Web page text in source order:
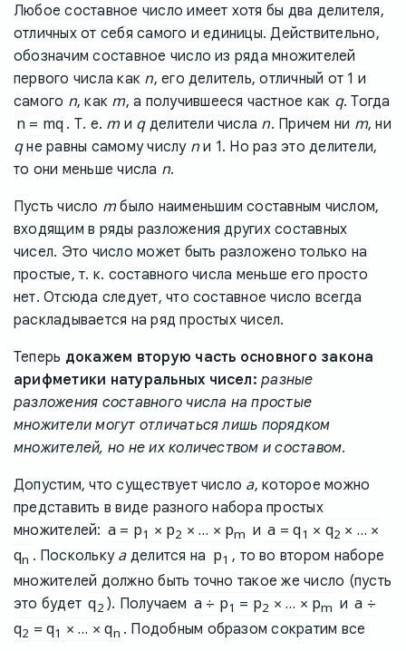
Любое составное число имеет хотя бы два делителя,
отличных от себя самого и единицы. Действительно,
обозначим составное число из ряда множителей
первого числа как n, его делитель, отличный от 1 и
самого n, как m, а получившееся частное как q. Тогда
n = mq . Т. е. mи qделители числа n. Причем ни m, ни
qне равны самому числу nи 1. Но раз это делители,
то они меньше числа n.
Пусть число mбыло наименьшим составным числом,
входящим в ряды разложения других составных
чисел. Это число может быть разложено только на
простые, т. к. составного числа меньше его просто
нет. Отсюда следует, что составное число всегда
раскладывается на ряд простых чисел.
Теперь докажем вторую часть основного закона
арифметики натуральных чисел: разные
разложения составного числа на простые
множители могут отличаться лишь порядком
множителей, но не их количеством и составом.
Допустим, что существует число a, которое можно
представить в виде разного набора простых
множителей: a = p1 × p2 × … × pm и a = q1 × q2 × … ×
qn . Поскольку aделится на p1 , то во втором наборе
множителей должно быть точно такое же число (пусть
это будет q2 ). Получаем a ÷ p1 = p2 × … × pm и a ÷
q2 = q1 × … × qn . Подобным образом сократим все